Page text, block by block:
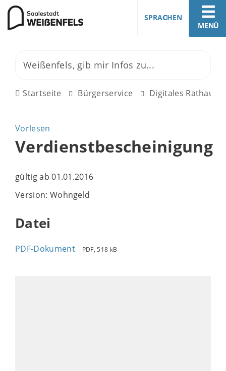
MENÜ
SPRACHEN
Startseite Bürgerservice Digitales Rathaus
Vorlesen
Verdienstbescheinigung
gültig ab 01.01.2016
Version: Wohngeld
Datei
PDF-Dokument PDF, 518 kB